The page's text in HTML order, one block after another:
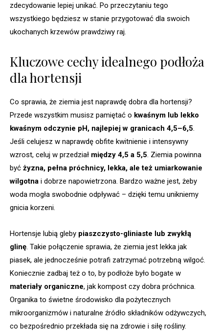
zdecydowanie lepiej unikać. Po przeczytaniu tego
wszystkiego będziesz w stanie przygotować dla swoich
ukochanych krzewów prawdziwy raj.
Kluczowe cechy idealnego podłoża
dla hortensji
Co sprawia, że ziemia jest naprawdę dobra dla hortensji?
Przede wszystkim musisz pamiętać o kwaśnym lub lekko
kwaśnym odczynie pH, najlepiej w granicach 4,5–6,5
Jeśli celujesz w naprawdę obfite kwitnienie i intensywny
wzrost, celuj w przedział między 4,5 a 5,5 . Ziemia powinna
być żyzna, pełna próchnicy, lekka, ale też umiarkowanie
wilgotna i dobrze napowietrzona. Bardzo ważne jest, żeby
woda mogła swobodnie odpływać – dzięki temu unikniemy
gnicia korzeni.
Hortensje lubią gleby piaszczysto-gliniaste lub zwykłą
glinę . Takie połączenie sprawia, że ziemia jest lekka jak
piasek, ale jednocześnie potrafi zatrzymać potrzebną wilgoć.
Koniecznie zadbaj też o to, by podłoże było bogate w
materiały organiczne, jak kompost czy dobra próchnica.
Organika to świetne środowisko dla pożytecznych
mikroorganizmów i naturalne źródło składników odżywczych,
co bezpośrednio przekłada się na zdrowie i siłę rośliny.